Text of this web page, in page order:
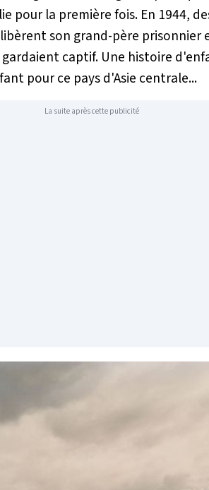
pour la première fois. En 1944,
son grand-père prisonnier
captif. Une histoire
pour ce pays d'Asie centrale...
La suite après cette publicité